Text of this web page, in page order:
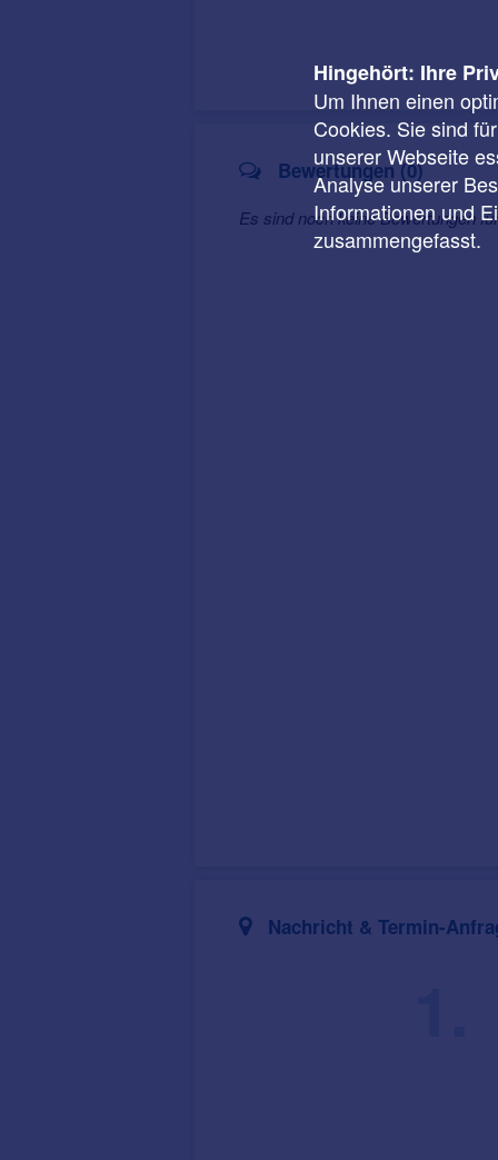
Bewertungen (0)
Es sind noch keine Bewertungen
Nachricht & Termin-
Hingehört: Ihre
Um Ihnen einen
Cookies. Sie sind
unserer Webseite
Analyse unserer
Informationen und
zusammengefasst.